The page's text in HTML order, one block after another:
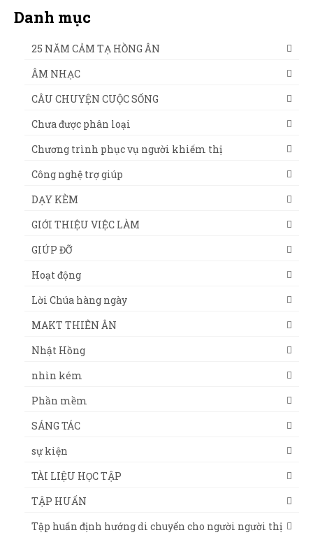
Danh mục
25 NĂM CẢM TẠ HỒNG ÂN
ÂM NHẠC
CÂU CHUYỆN CUỘC SỐNG
Chưa được phân loại
Chương trình phục vụ người khiếm thị
Công nghệ trợ giúp
DẠY KÈM
GIỚI THIỆU VIỆC LÀM
GIÚP ĐỠ
Hoạt động
Lời Chúa hàng ngày
MAKT THIÊN ÂN
Nhật Hồng
nhìn kém
Phần mềm
SÁNG TÁC
sự kiện
TÀI LIỆU HỌC TẬP
TẬP HUẤN
Tập huấn định hướng di chuyển cho người người thị